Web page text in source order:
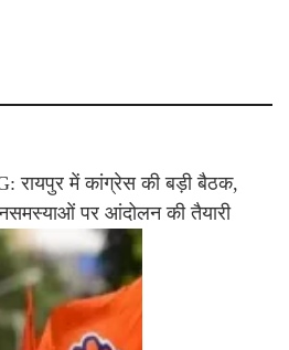
रायपुर में कांग्रेस की बड़ी बैठक,
पर आंदोलन की तैयारी